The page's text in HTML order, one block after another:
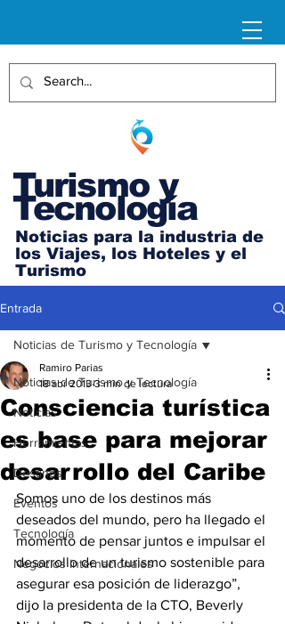
Turismo y
Tecnología
Noticias para la industria de
los Viajes, los Hoteles y el
Turismo
Entrada
Noticias de Turismo y Tecnología
Noticias
Herramientas
Destinos
Eventos
Tecnología
Negocios Internacionales
Noticias de Turismo y Tecnología
Consciencia turística
es base para mejorar
desarrollo del Caribe
Ramiro Parias
18 abr 2013 3 min de lectura
Somos uno de los destinos más
deseados del mundo, pero ha llegado el
momento de pensar juntos e impulsar el
desarrollo de un turismo sostenible para
asegurar esa posición de liderazgo”,
dijo la presidenta de la CTO, Beverly